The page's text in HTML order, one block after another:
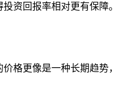
资回报率相对更有保障。
格更像是一种长期趋势，